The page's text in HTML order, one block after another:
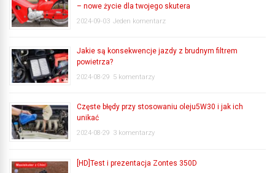
– nowe życie dla twojego skutera
2024-09-03 Jeden komentarz
Jakie są konsekwencje jazdy z brudnym filtrem
powietrza?
2024-08-29 5 komentarzy
Częste błędy przy stosowaniu oleju5W30 i jak ich
unikać
2024-08-29 3 komentarzy
[HD]Test i prezentacja Zontes 350D